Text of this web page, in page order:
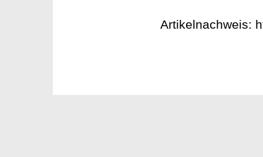
Artikelnachweis: